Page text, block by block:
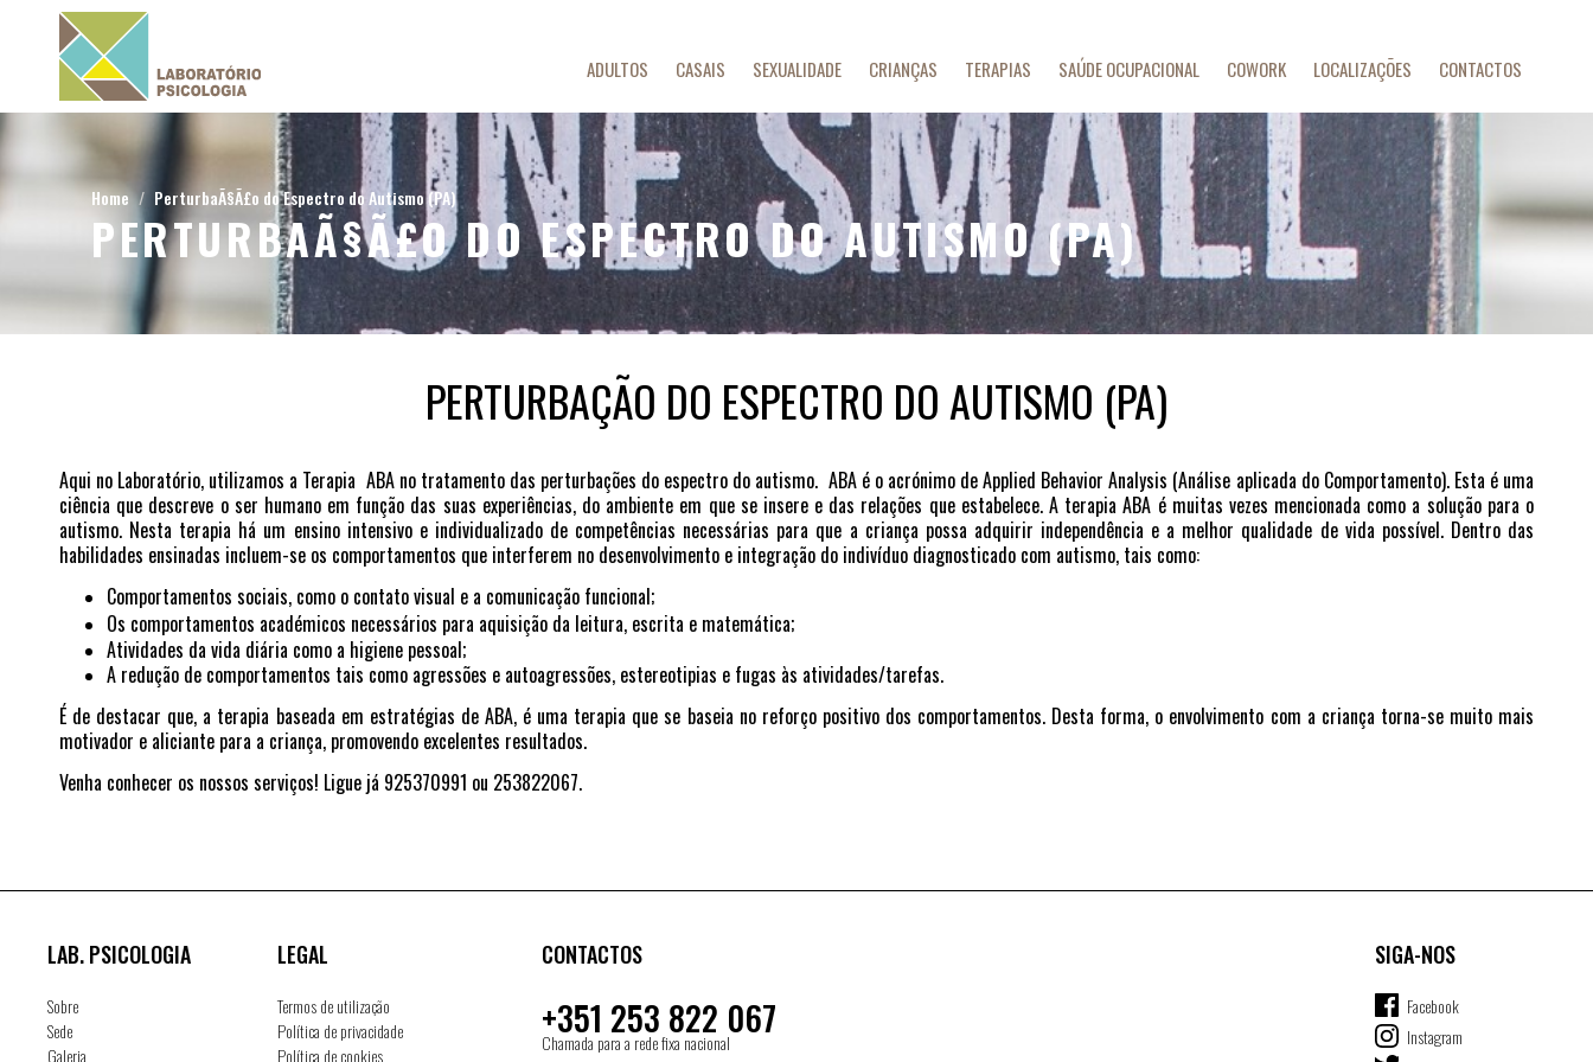
ADULTOS CASAIS SEXUALIDADE CRIANÇAS TERAPIAS SAÚDE OCUPACIONAL COWORK LOCALIZAÇÕES CONTACTOS
Home PerturbaÃ§Ã£o do Espectro do Autismo (PA)
PERTURBAÃ§Ã£O DO ESPECTRO DO AUTISMO (PA)
PERTURBAÇÃO DO ESPECTRO DO AUTISMO (PA)
Aqui no Laboratório, utilizamos a Terapia ABA no tratamento das perturbações do espectro do autismo. ABA é o acrónimo de Applied Behavior Analysis (Análise aplicada do Comportamento). Esta é uma
ciência que descreve o ser humano em função das suas experiências, do ambiente em que se insere e das relações que estabelece. A terapia ABA é muitas vezes mencionada como a solução para o
autismo. Nesta terapia há um ensino intensivo e individualizado de competências necessárias para que a criança possa adquirir independência e a melhor qualidade de vida possível. Dentro das
habilidades ensinadas incluem-se os comportamentos que interferem no desenvolvimento e integração do indivíduo diagnosticado com autismo, tais como:
Comportamentos sociais, como o contato visual e a comunicação funcional;
Os comportamentos académicos necessários para aquisição da leitura, escrita e matemática;
Atividades da vida diária como a higiene pessoal;
A redução de comportamentos tais como agressões e autoagressões, estereotipias e fugas às atividades/tarefas.
É de destacar que, a terapia baseada em estratégias de ABA, é uma terapia que se baseia no reforço positivo dos comportamentos. Desta forma, o envolvimento com a criança torna-se muito mais
motivador e aliciante para a criança, promovendo excelentes resultados.
Venha conhecer os nossos serviços! Ligue já 925370991 ou 253822067.
LAB. PSICOLOGIA
Sobre
Sede
Galeria
LEGAL
Termos de utilização
Política de privacidade
Política de cookies
CONTACTOS
+351 253 822 067
Chamada para a rede fixa nacional
SIGA-NOS
Facebook
Instagram